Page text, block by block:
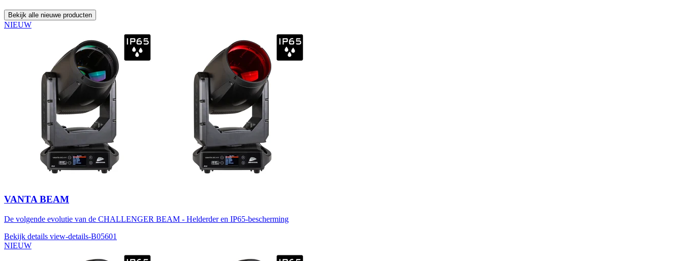
Bekijk alle nieuwe producten
NIEUW
VANTA BEAM
De volgende evolutie van de CHALLENGER BEAM - Helderder en IP65-bescherming
Bekijk details view-details-B05601
NIEUW